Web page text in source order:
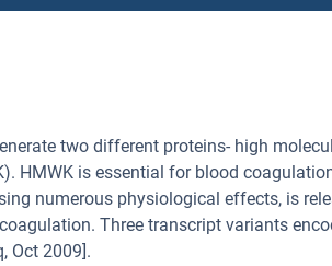
two different proteins- high
HMWK is essential for blood
numerous physiological effects, is
Three transcript variants
Oct 2009].